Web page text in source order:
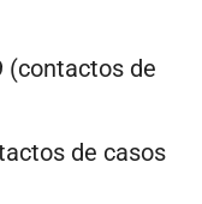
(contactos de
de casos